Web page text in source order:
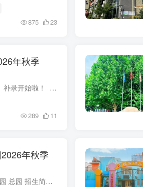
875 23
年秋季
乐新幼儿园 2026年秋季小、中班 补录开始啦！ 尊敬的各位家长： 您好！根据我园2026年招生报名情况，现开展小班、中班补录学位工作，如有入园需求，请您在以下指定时间内致电咨...
289 11
年秋季
2026年北京市 大兴区第十二幼儿园 总园 招生简章 报名啦！ 亲爱的家长朋友、可爱的小朋友们，幼儿园线上报名通道今天正式开放啦，快来平台填写信息，期待与大家在大兴十二...